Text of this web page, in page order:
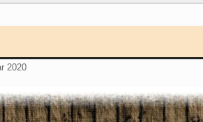
2020